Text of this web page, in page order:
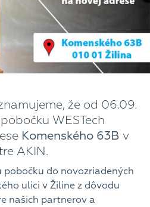
že od 06.09.
WESTech
Komenského 63B v
AKIN.
do novozriadených
ulici v Žiline z dôvodu
našich partnerov a